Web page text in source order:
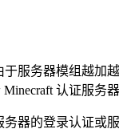
服务器模组越加
认证服务器
器的登录认证或